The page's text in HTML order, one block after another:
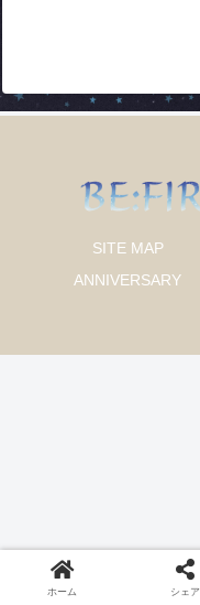
SITE MAP
ANNIVERSARY
ホーム シェア